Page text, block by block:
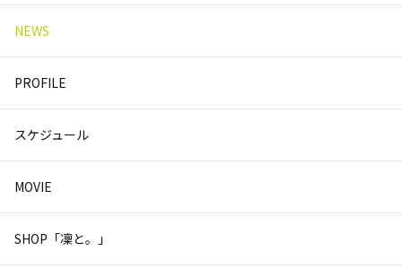
NEWS
PROFILE
スケジュール
MOVIE
SHOP「凜と。」